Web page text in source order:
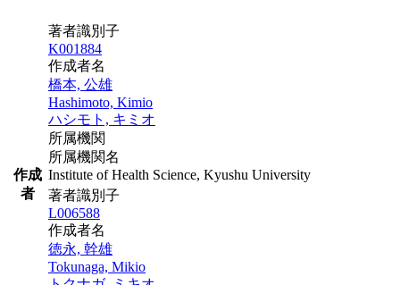
作成
者
著者識別子
K001884
作成者名
橋本, 公雄
Hashimoto, Kimio
ハシモト, キミオ
所属機関
所属機関名
Institute of Health Science, Kyushu University
著者識別子
L006588
作成者名
徳永, 幹雄
Tokunaga, Mikio